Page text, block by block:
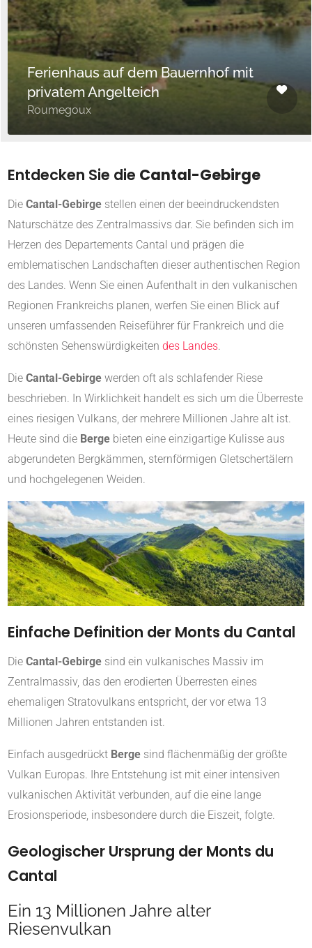
Ferienhaus auf dem Bauernhof mit
privatem Angelteich
Roumegoux
Entdecken Sie die Cantal-Gebirge
Die Cantal-Gebirge stellen einen der beeindruckendsten
Naturschätze des Zentralmassivs dar. Sie befinden sich im
Herzen des Departements Cantal und prägen die
emblematischen Landschaften dieser authentischen Region
des Landes. Wenn Sie einen Aufenthalt in den vulkanischen
Regionen Frankreichs planen, werfen Sie einen Blick auf
unseren umfassenden Reiseführer für Frankreich und die
schönsten Sehenswürdigkeiten des Landes
Die Cantal-Gebirge werden oft als schlafender Riese
beschrieben. In Wirklichkeit handelt es sich um die Überreste
eines riesigen Vulkans, der mehrere Millionen Jahre alt ist.
Heute sind die Berge bieten eine einzigartige Kulisse aus
abgerundeten Bergkämmen, sternförmigen Gletschertälern
und hochgelegenen Weiden.
Einfache Definition der Monts du Cantal
Die Cantal-Gebirge sind ein vulkanisches Massiv im
Zentralmassiv, das den erodierten Überresten eines
ehemaligen Stratovulkans entspricht, der vor etwa 13
Millionen Jahren entstanden ist.
Einfach ausgedrückt Berge sind flächenmäßig der größte
Vulkan Europas. Ihre Entstehung ist mit einer intensiven
vulkanischen Aktivität verbunden, auf die eine lange
Erosionsperiode, insbesondere durch die Eiszeit, folgte.
Geologischer Ursprung der Monts du
Cantal
Ein 13 Millionen Jahre alter
Riesenvulkan